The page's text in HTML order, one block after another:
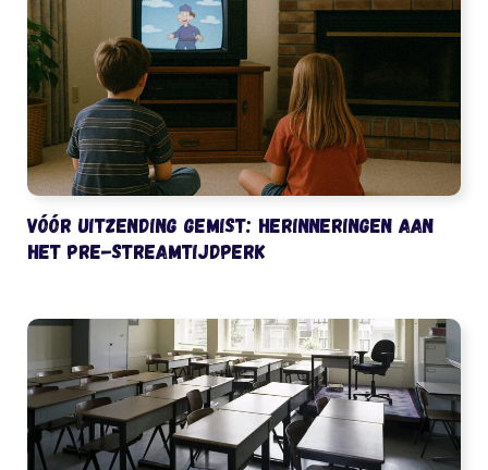
Vóór uitzending gemist: herinneringen aan
het pre-streamtijdperk